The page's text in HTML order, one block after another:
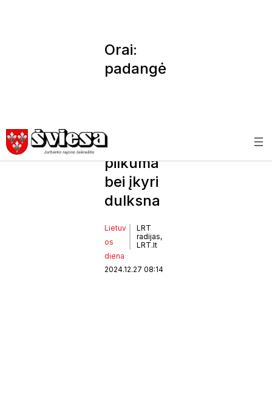
Orai:
padangė
s
pilkuma
bei įkyri
dulksna
Lietuv
os
diena
LRT
radijas,
LRT.lt
2024.12.27 08:14